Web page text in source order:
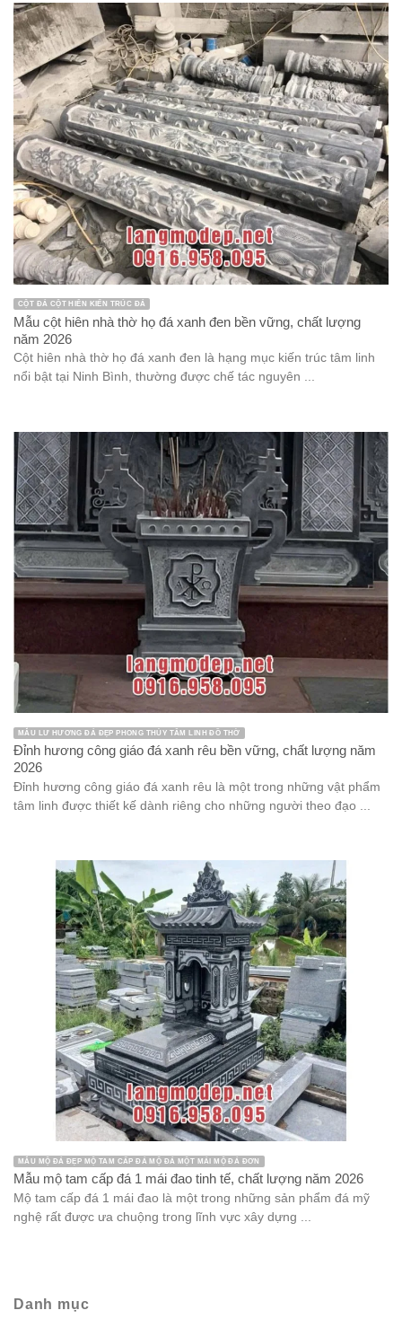
CỘT ĐÁ CỘT HIÊN KIẾN TRÚC ĐÁ
Mẫu cột hiên nhà thờ họ đá xanh đen bền vững, chất lượng
năm 2026
Cột hiên nhà thờ họ đá xanh đen là hạng mục kiến trúc tâm linh
nổi bật tại Ninh Bình, thường được chế tác nguyên ...
MẪU LƯ HƯƠNG ĐÁ ĐẸP PHONG THỦY TÂM LINH ĐỒ THỜ
Đỉnh hương công giáo đá xanh rêu bền vững, chất lượng năm
2026
Đỉnh hương công giáo đá xanh rêu là một trong những vật phẩm
tâm linh được thiết kế dành riêng cho những người theo đạo ...
MẪU MỘ ĐÁ ĐẸP MỘ TAM CẤP ĐÁ MỘ ĐÁ MỘT MÁI MỘ ĐÁ ĐƠN
Mẫu mộ tam cấp đá 1 mái đao tinh tế, chất lượng năm 2026
Mộ tam cấp đá 1 mái đao là một trong những sản phẩm đá mỹ
nghệ rất được ưa chuộng trong lĩnh vực xây dựng ...
Danh mục